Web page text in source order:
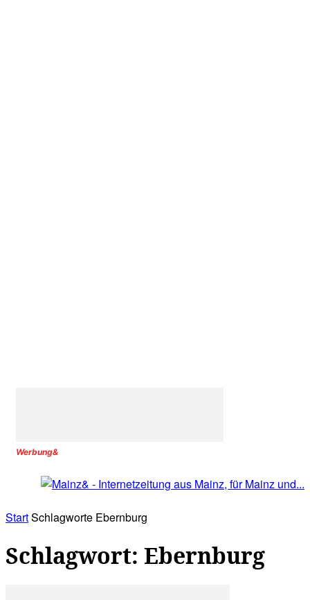
Werbung&
StartSchlagworte Ebernburg
Schlagwort: Ebernburg